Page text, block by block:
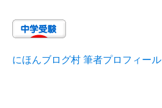
にほんブログ村 筆者プロフィール